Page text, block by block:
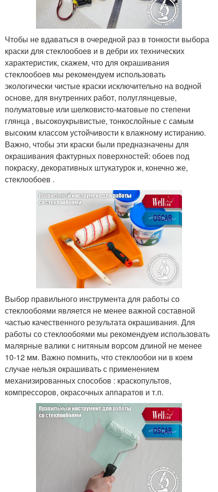
Чтобы не вдаваться в очередной раз в тонкости выбора
краски для стеклообоев и в дебри их технических
характеристик, скажем, что для окрашивания
стеклообоев мы рекомендуем использовать
экологически чистые краски исключительно на водной
основе, для внутренних работ, полуглянцевые,
полуматовые или шелковисто-матовые по степени
глянца , высокоукрывистые, тонкослойные с самым
высоким классом устойчивости к влажному истиранию.
Важно, чтобы эти краски были предназначены для
окрашивания фактурных поверхностей: обоев под
покраску, декоративных штукатурок и, конечно же,
стеклообоев .
Выбор правильного инструмента для работы со
стеклообоями является не менее важной составной
частью качественного результата окрашивания. Для
работы со стеклообоями мы рекомендуем использовать
малярные валики с нитяным ворсом длиной не менее
10-12 мм. Важно помнить, что стеклообои ни в коем
случае нельзя окрашивать с применением
механизированных способов : краскопультов,
компрессоров, окрасочных аппаратов и т.п.